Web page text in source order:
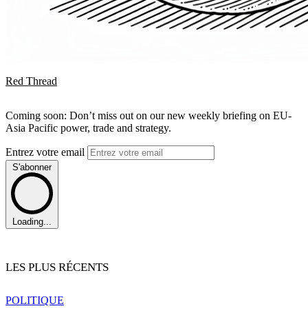
Red Thread
Coming soon: Don’t miss out on our new weekly briefing on EU-
Asia Pacific power, trade and strategy.
Entrez votre email
S'abonner
Loading...
LES PLUS RÉCENTS
POLITIQUE